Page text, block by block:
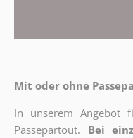
Mit oder ohne
In unserem Angebot
Passepartout.
Bei